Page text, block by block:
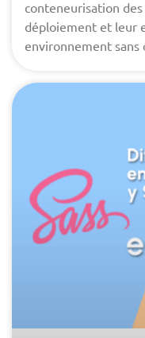
conteneurisation
déploiement et leur
environnement sans